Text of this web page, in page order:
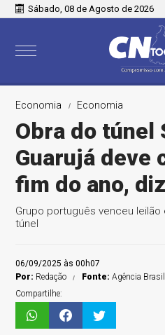
Sábado, 08 de Agosto de 2026
Economia Economia
Obra do túnel
Guarujá deve
fim do ano,
Grupo português venceu
túnel
06/09/2025 às 00h07
Por: Redação Fonte:Agência Brasil
Compartilhe: